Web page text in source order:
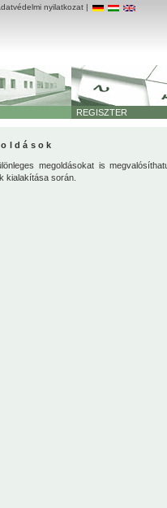
nyilatkozat |
REGISZTER
megoldásokat is
kialakítása során.